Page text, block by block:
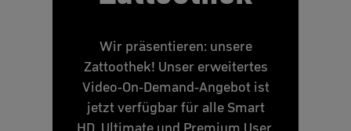
Wir präsentieren: unsere
Zattoothek! Unser erweitertes
Video-On-Demand-Angebot ist
jetzt verfügbar für alle Smart
HD, Ultimate und Premium User.